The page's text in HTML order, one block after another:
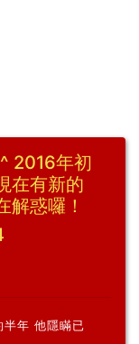
2016年初
在有新的
解惑囉！
半年 他隱瞞已